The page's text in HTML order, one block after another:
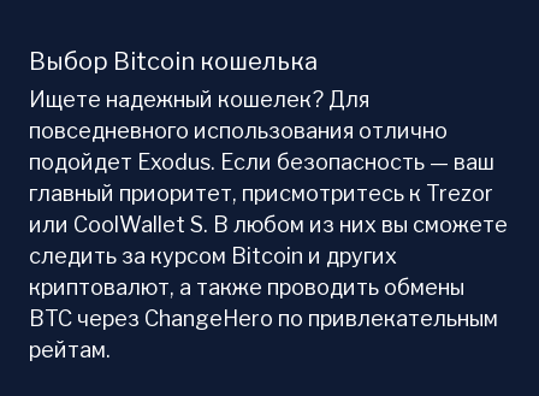
Выбор Bitcoin кошелька
Ищете надежный кошелек? Для
повседневного использования отлично
подойдет Exodus. Если безопасность — ваш
главный приоритет, присмотритесь к Trezor
или CoolWallet S. В любом из них вы сможете
следить за курсом Bitcoin и других
криптовалют, а также проводить обмены
BTC через ChangeHero по привлекательным
рейтам.